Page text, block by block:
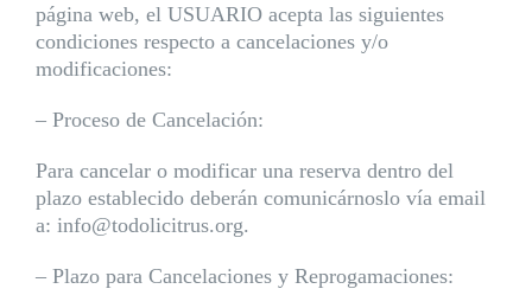
página web, el USUARIO acepta las siguientes
condiciones respecto a cancelaciones y/o
modificaciones:
– Proceso de Cancelación:
Para cancelar o modificar una reserva dentro del
plazo establecido deberán comunicárnoslo vía email
a: info@todolicitrus.org.
– Plazo para Cancelaciones y Reprogamaciones: